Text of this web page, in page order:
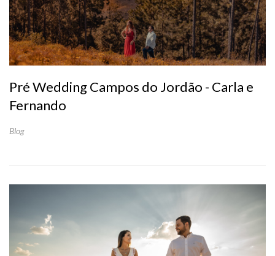
Pré Wedding Campos do Jordão - Carla e
Fernando
Blog